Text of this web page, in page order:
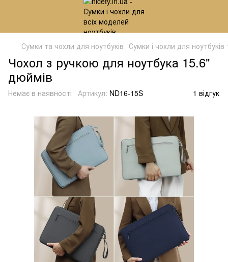
Сумки та чохли для ноутбуків Сумки і чохли для
Чохол з ручкою для ноутбука 15.6"
дюймів
Немає в наявності Артикул: ND16-15S 1 відгук